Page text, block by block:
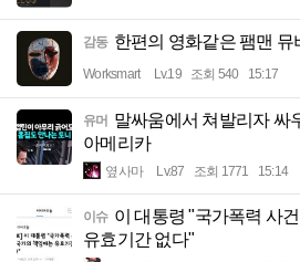
감동 한편의 영화같은 팸맨 뮤
Worksmart Lv.19 조회 540 15:17
유머 말싸움에서 쳐발리자 싸
아메리카
옆사마 Lv.87 조회 1771 15:14
이슈 이 대통령 "국가폭력 사
유효기간 없다"